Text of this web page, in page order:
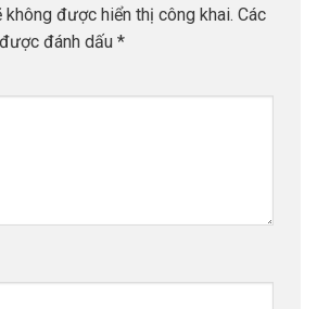
không được hiển thị công khai. Các
đánh dấu *